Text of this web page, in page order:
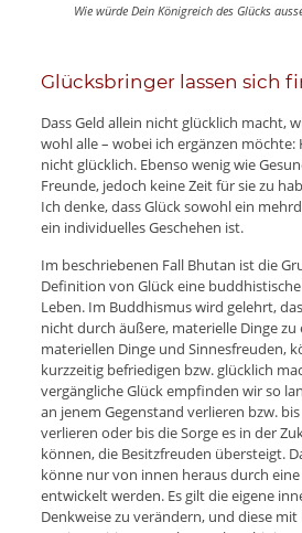
Wie würde Dein Königreich des Glücks
Glücksbringer lassen sich
Dass Geld allein nicht glücklich macht,
wohl alle – wobei ich ergänzen möchte:
nicht glücklich. Ebenso wenig wie
Freunde, jedoch keine Zeit für sie zu
Ich denke, dass Glück sowohl ein
ein individuelles Geschehen ist.
Im beschriebenen Fall Bhutan ist die
Definition von Glück eine
Leben. Im Buddhismus wird gelehrt,
nicht durch äußere, materielle Dinge zu
materiellen Dinge und Sinnesfreuden,
kurzzeitig befriedigen bzw. glücklich
vergängliche Glück empfinden wir so
an jenem Gegenstand verlieren bzw.
verlieren oder bis die Sorge es in der
können, die Besitzfreuden übersteigt.
könne nur von innen heraus durch
entwickelt werden. Es gilt die eigene
Denkweise zu verändern, und diese